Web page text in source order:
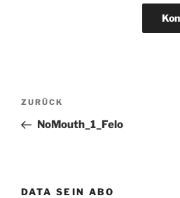
Beitragsnavigation
Vorheriger
Beitrag
ZURÜCK
NoMouth_1_Felo
DATA SEIN ABO